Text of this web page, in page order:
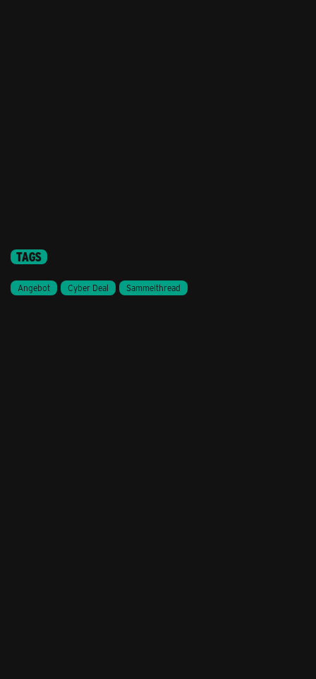
TAGS
Angebot Cyber Deal Sammelthread